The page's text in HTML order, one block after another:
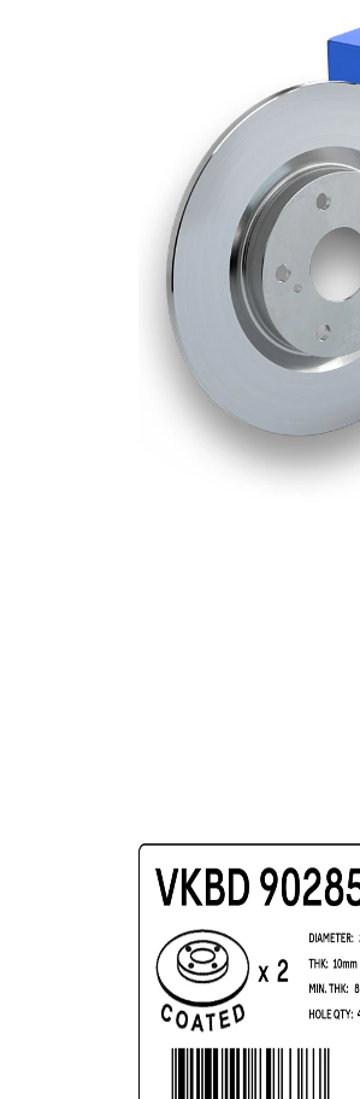
brzdového
kotouče
10 mm
Minimální
tloušťka
8 mm
počet děr
2
Vnější
průměr
250 mm
Počet děr
4
Centrovací
průměr
69 mm
Kruhový
vyvrt Ø 2
114,3
nátěr